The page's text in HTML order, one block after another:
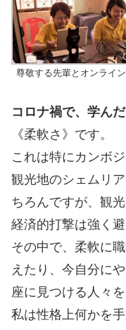
尊敬する先輩とオンライ
コロナ禍で、学ん
《柔軟さ》です。
これは特にカンボ
観光地のシェムリ
ちろんですが、観
経済的打撃は強く
その中で、柔軟に
えたり、今自分に
座に見つける人々
私は性格上何かを